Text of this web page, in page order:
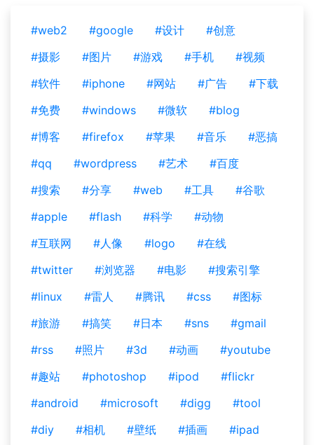
#web2 #google #设计
#创意
#摄影
#图片 #游戏 #手机
#视频
#软件
#iphone #网站 #广告
#下载
#免费
#windows #微软
#blog
#博客
#firefox #苹果 #音乐
#恶搞
#qq
#wordpress #艺术
#百度
#搜索
#分享 #web #工具
#谷歌
#apple
#flash #科学
#动物
#互联网
#人像 #logo
#在线
#twitter
#浏览器 #电影
#搜索引擎
#linux
#雷人 #腾讯 #css
#图标
#旅游
#搞笑 #日本 #sns
#gmail
#rss
#照片 #3d #动画
#youtube
#趣站
#photoshop #ipod
#flickr
#android
#microsoft #digg
#tool
#diy
#相机 #壁纸 #插画
#ipad